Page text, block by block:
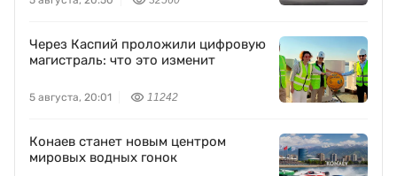
Через Каспий проложили цифровую
магистраль: что это изменит
5 августа, 20:01 11242
Конаев станет новым центром
мировых водных гонок